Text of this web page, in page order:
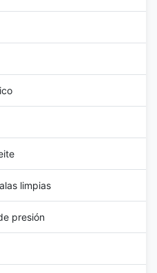
limpias
presión